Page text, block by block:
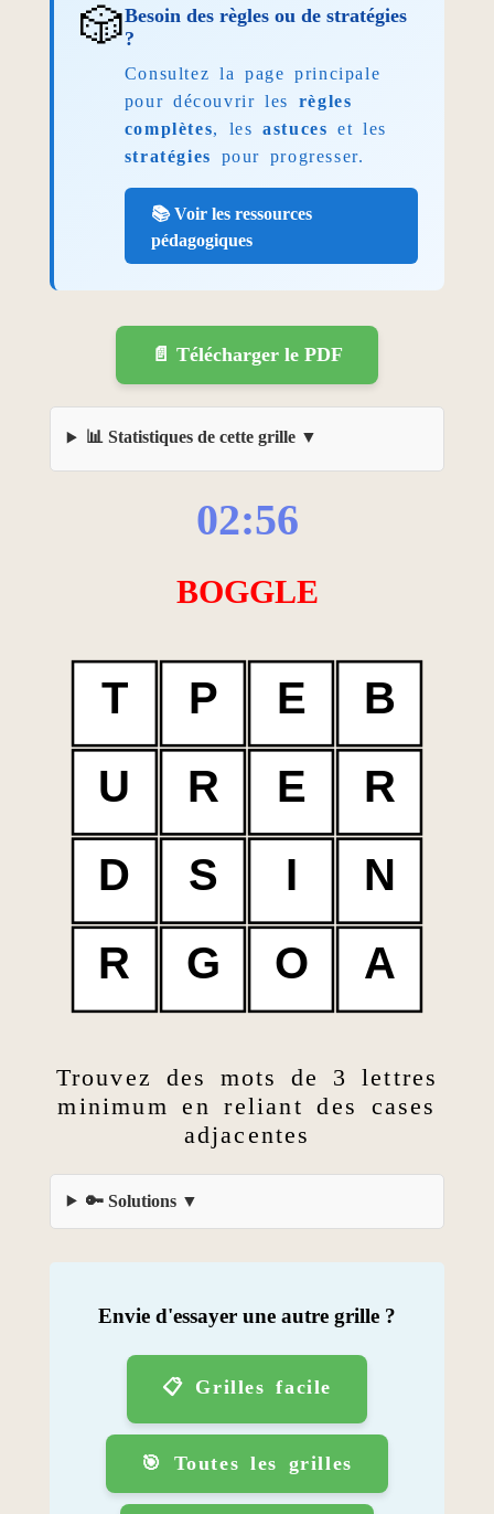
🎲Besoin des règles ou de stratégies
?
Consultez la page principale
pour découvrir les règles
complètes, lesastuces et les
stratégies
pour progresser.
📚 Voir les ressources
pédagogiques
📄 Télécharger le PDF
📊 Statistiques de cette grille
02:56
BOGGLE
T P E
B
U
R E
R
D
S I N
R G O A
Trouvez des mots de 3 lettres
minimum en reliant des cases
adjacentes
🔑 Solutions
Envie d'essayer une autre grille ?
📋 Grilles facile
🎯 Toutes les grilles